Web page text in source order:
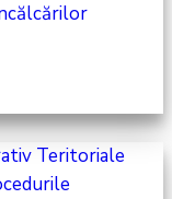
Teritoriale